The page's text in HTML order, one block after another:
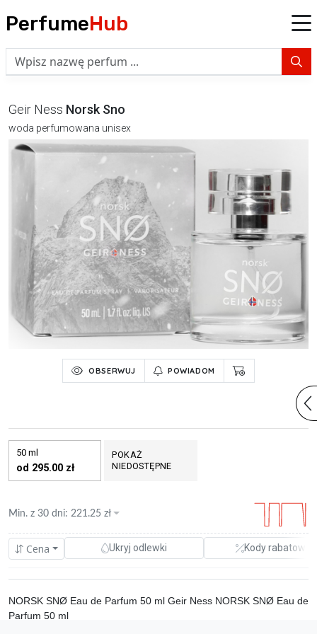
PerfumeHub
Geir Ness Norsk Sno
woda perfumowana unisex
OBSERWUJ POWIADOM
50 ml
od 295.00 zł
POKAŻ
NIEDOSTĘPNE
Cena Ukryj odlewki Kody rabatowe
Min. z 30 dni: 221.25 zł
NORSK SNØ Eau de Parfum 50 ml Geir Ness NORSK SNØ Eau de
Parfum 50 ml